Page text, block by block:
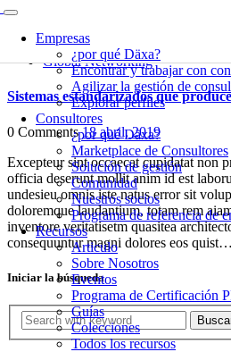
Empresas
¿por qué Däxa?
Encontrar y trabajar con
Agilizar la gestión de
Explorar perfiles
Consultores
¿por qué Däxa?
Marketplace de Consultores
Solución de gestión
Comunidad
Nuestros socios
Programa de referencia de
Recursos
Articulo
Sobre Nosotros
Eventos
Programa de Certificación
Guías
Colecciones
Todos los recursos
Global Networking
Sistemas estandarizados que
0 Comments 18 abril, 2019
Excepteur sint occaecat cupidatat non
officia deserunt mollit anim id est
undesieu omnis iste natus error sit
doloremque laudantium, totam rem
inventore veritatisetm quasitea
consequuntur magni dolores eos quist…
Iniciar la búsqueda